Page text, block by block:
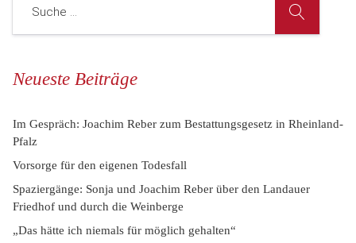
Neueste Beiträge
Im Gespräch: Joachim Reber zum Bestattungsgesetz in Rheinland-
Pfalz
Vorsorge für den eigenen Todesfall
Spaziergänge: Sonja und Joachim Reber über den Landauer
Friedhof und durch die Weinberge
„Das hätte ich niemals für möglich gehalten“